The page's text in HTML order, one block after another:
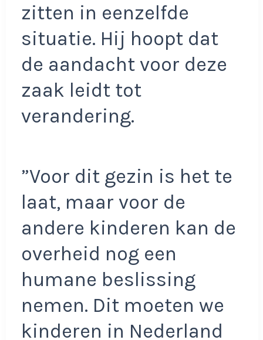
zitten in eenzelfde
situatie. Hij hoopt dat
de aandacht voor deze
zaak leidt tot
verandering.
”Voor dit gezin is het te
laat, maar voor de
andere kinderen kan de
overheid nog een
humane beslissing
nemen. Dit moeten we
kinderen in Nederland